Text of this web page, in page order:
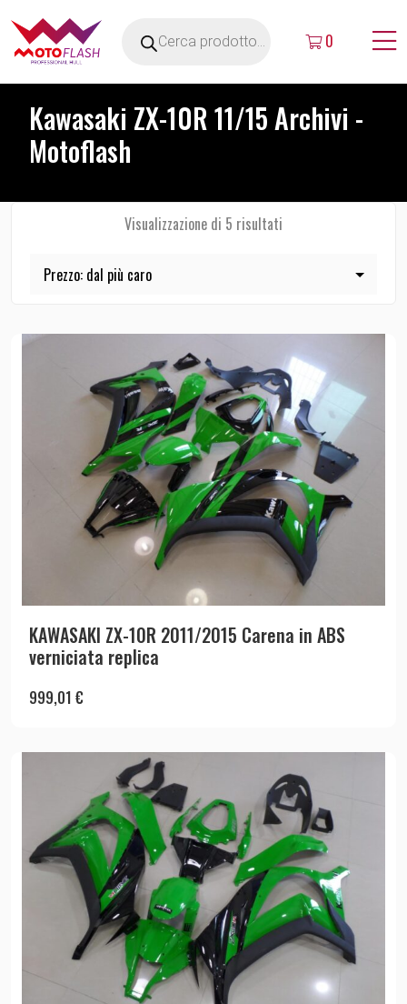
0
Kawasaki ZX-10R 11/15 Archivi -
Motoflash
Visualizzazione di 5 risultati
KAWASAKI ZX-10R 2011/2015 Carena in ABS
verniciata replica
999,01 €